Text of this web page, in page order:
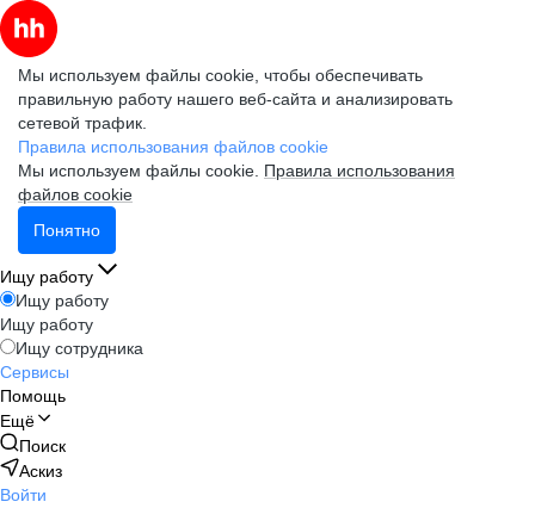
Мы используем файлы cookie, чтобы обеспечивать
правильную работу нашего веб-сайта и анализировать
сетевой трафик.
Правила использования файлов cookie
Мы используем файлы cookie. Правила использования
файлов cookie
Понятно
Ищу работу
Ищу работу
Ищу работу
Ищу сотрудника
Сервисы
Помощь
Ещё
Поиск
Аскиз
Войти